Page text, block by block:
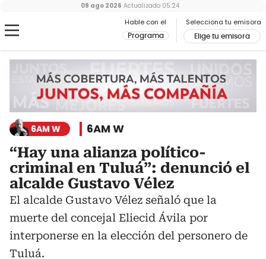
Hable con el
Programa
Selecciona tu emisora
Elige tu emisora
09 ago 2026 Actualizado 05:24
6AM W 6AM W
“Hay una alianza político-
criminal en Tuluá”: denunció el
alcalde Gustavo Vélez
El alcalde Gustavo Vélez señaló que la
muerte del concejal Eliecid Ávila por
interponerse en la elección del personero de
Tuluá.